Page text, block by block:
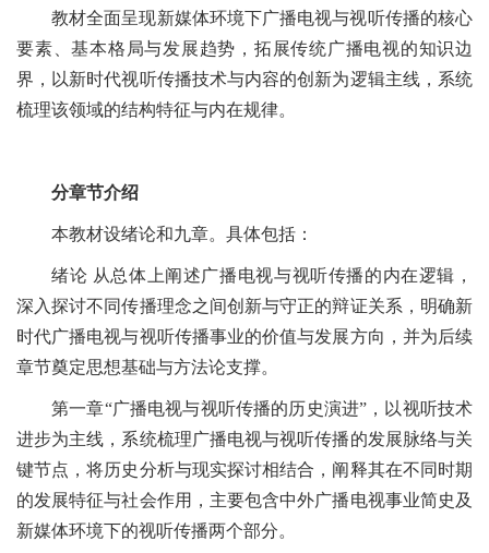
教材全面呈现新媒体环境下广播电视与视听传播的核心
要素、基本格局与发展趋势，拓展传统广播电视的知识边
界，以新时代视听传播技术与内容的创新为逻辑主线，系统
梳理该领域的结构特征与内在规律。
分章节介绍
本教材设绪论和九章。具体包括：
绪论 从总体上阐述广播电视与视听传播的内在逻辑，
深入探讨不同传播理念之间创新与守正的辩证关系，明确新
时代广播电视与视听传播事业的价值与发展方向，并为后续
章节奠定思想基础与方法论支撑。
第一章“广播电视与视听传播的历史演进”，以视听技术
进步为主线，系统梳理广播电视与视听传播的发展脉络与关
键节点，将历史分析与现实探讨相结合，阐释其在不同时期
的发展特征与社会作用，主要包含中外广播电视事业简史及
新媒体环境下的视听传播两个部分。